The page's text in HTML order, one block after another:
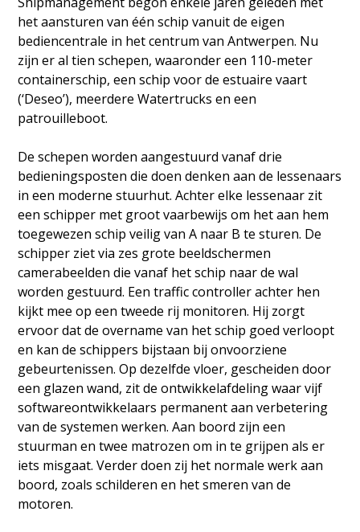
het aansturen van één schip vanuit de eigen
bediencentrale in het centrum van Antwerpen. Nu
zijn er al tien schepen, waaronder een 110-meter
containerschip, een schip voor de estuaire vaart
(‘Deseo’), meerdere Watertrucks en een
patrouilleboot.
De schepen worden aangestuurd vanaf drie
bedieningsposten die doen denken aan de lessenaars
in een moderne stuurhut. Achter elke lessenaar zit
een schipper met groot vaarbewijs om het aan hem
toegewezen schip veilig van A naar B te sturen. De
schipper ziet via zes grote beeldschermen
camerabeelden die vanaf het schip naar de wal
worden gestuurd. Een traffic controller achter hen
kijkt mee op een tweede rij monitoren. Hij zorgt
ervoor dat de overname van het schip goed verloopt
en kan de schippers bijstaan bij onvoorziene
gebeurtenissen. Op dezelfde vloer, gescheiden door
een glazen wand, zit de ontwikkelafdeling waar vijf
softwareontwikkelaars permanent aan verbetering
van de systemen werken. Aan boord zijn een
stuurman en twee matrozen om in te grijpen als er
iets misgaat. Verder doen zij het normale werk aan
boord, zoals schilderen en het smeren van de
motoren.